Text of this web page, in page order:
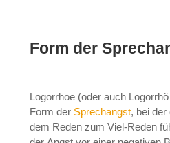
Form der
Logorrhoe (oder auch
Form der Sprechangst, bei der
dem Reden zum Viel-Reden